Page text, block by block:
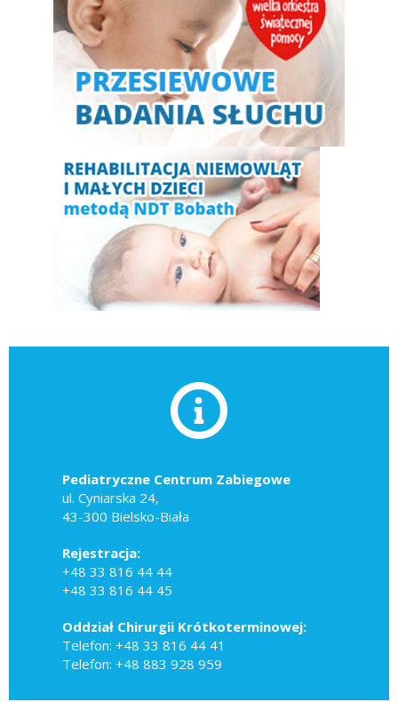
Pediatryczne Centrum Zabiegowe
ul. Cyniarska 24,
43-300 Bielsko-Biała
Rejestracja:
+48 33 816 44 44
+48 33 816 44 45
Oddział Chirurgii Krótkoterminowej:
Telefon: +48 33 816 44 41
Telefon: +48 883 928 959